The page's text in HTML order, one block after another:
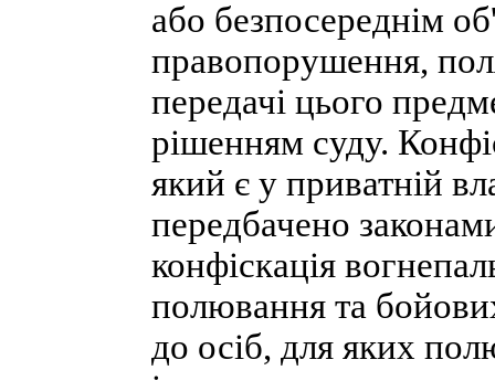
або безпосереднім
правопорушення,
передачі цього
рішенням суду.
який є у приватній
передбачено
конфіскація
полювання та
до осіб, для яких